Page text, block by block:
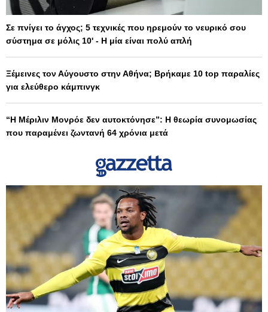
Σε πνίγει το άγχος; 5 τεχνικές που ηρεμούν το νευρικό σου
σύστημα σε μόλις 10' - Η μία είναι πολύ απλή
Ξέμεινες τον Αύγουστο στην Αθήνα; Βρήκαμε 10 top παραλίες
για ελεύθερο κάμπινγκ
“Η Μέριλιν Μονρόε δεν αυτοκτόνησε”: Η θεωρία συνομωσίας
που παραμένει ζωντανή 64 χρόνια μετά